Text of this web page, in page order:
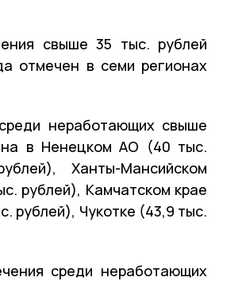
свыше 35 тыс. рублей
отмечен в семи регионах
неработающих свыше
в Ненецком АО (40 тыс.
Ханты-Мансийском
рублей), Камчатском крае
рублей), Чукотке (43,9 тыс.
среди неработающих